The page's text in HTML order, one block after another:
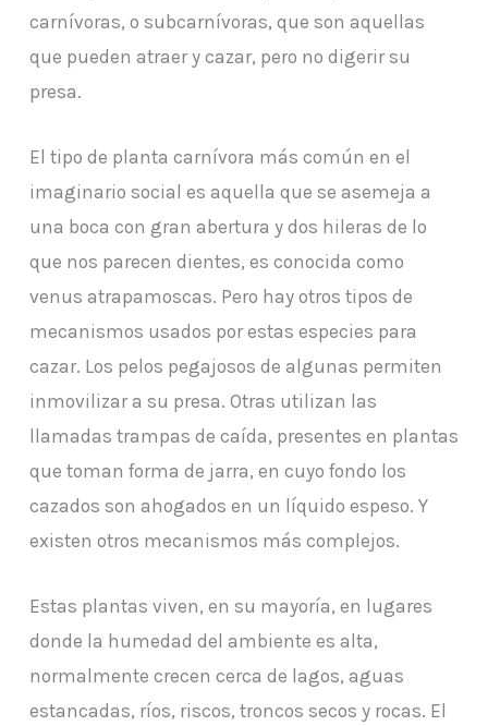
carnívoras, o subcarnívoras, que son aquellas
que pueden atraer y cazar, pero no digerir su
presa.
El tipo de planta carnívora más común en el
imaginario social es aquella que se asemeja a
una boca con gran abertura y dos hileras de lo
que nos parecen dientes, es conocida como
venus atrapamoscas. Pero hay otros tipos de
mecanismos usados por estas especies para
cazar. Los pelos pegajosos de algunas permiten
inmovilizar a su presa. Otras utilizan las
llamadas trampas de caída, presentes en plantas
que toman forma de jarra, en cuyo fondo los
cazados son ahogados en un líquido espeso. Y
existen otros mecanismos más complejos.
Estas plantas viven, en su mayoría, en lugares
donde la humedad del ambiente es alta,
normalmente crecen cerca de lagos, aguas
estancadas, ríos, riscos, troncos secos y rocas. El